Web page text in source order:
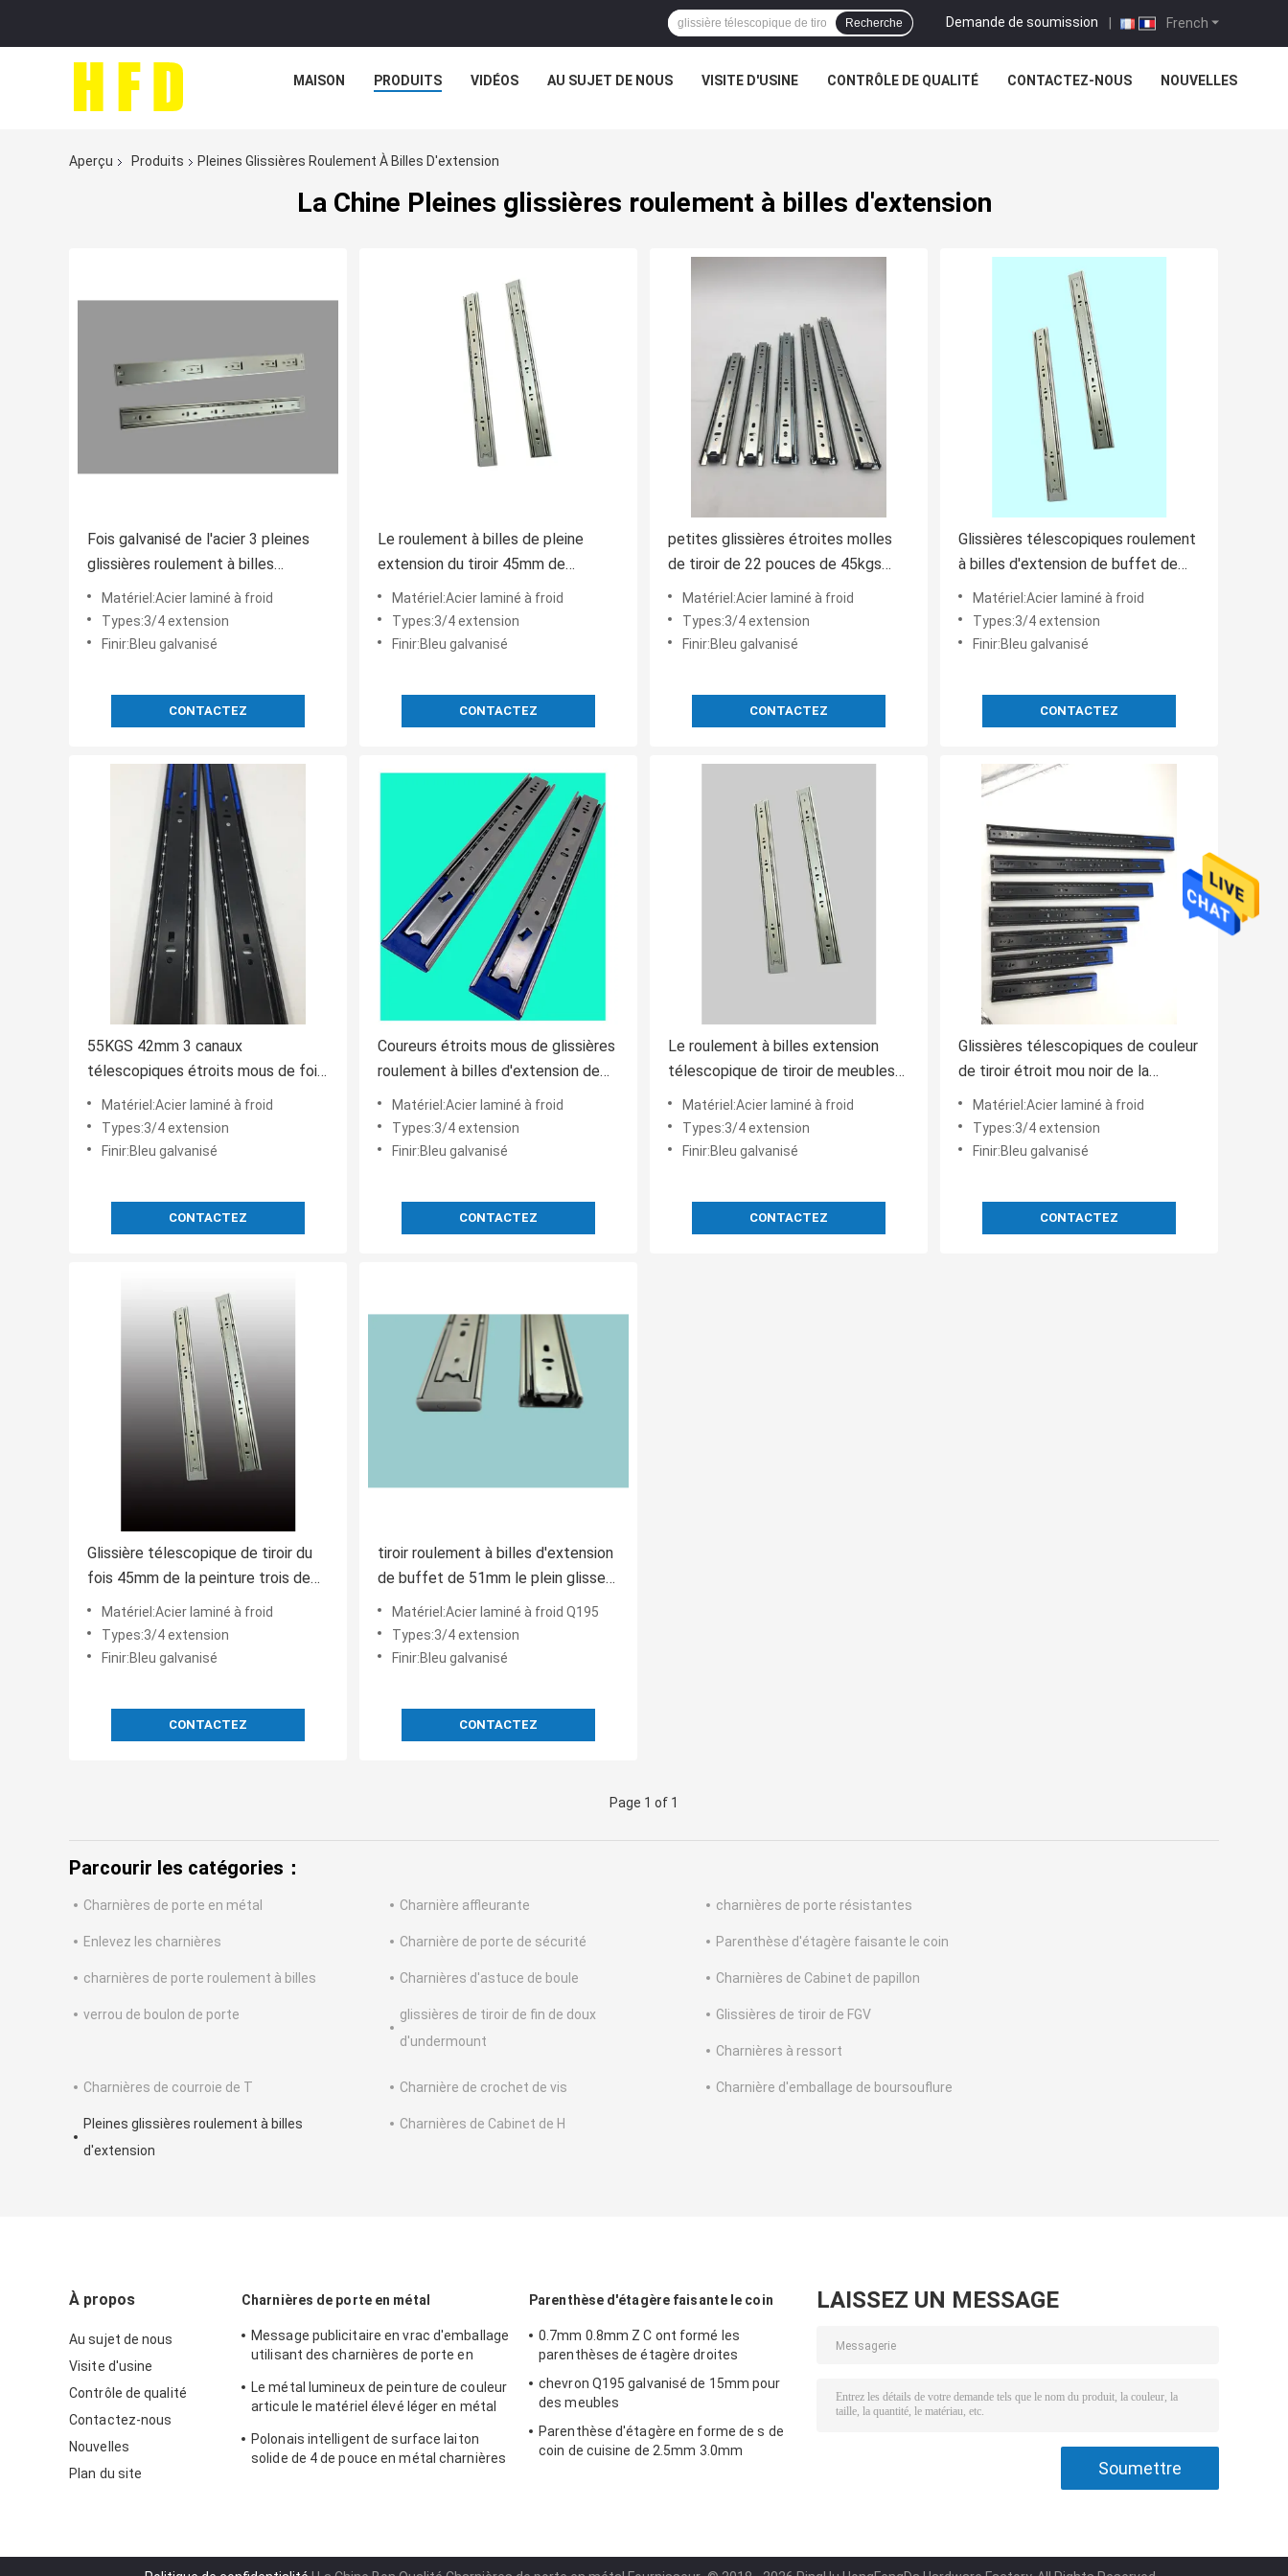
French
Demande de soumission |
Recherche
MAISON PRODUITS VIDÉOS AU SUJET DE NOUS VISITE D'USINE CONTRÔLE DE QUALITÉ CONTACTEZ-NOUS NOUVELLES
Aperçu Produits Pleines Glissières Roulement À Billes D'extension
La Chine Pleines glissières roulement à billes d'extension
Fois galvanisé de l'acier 3 pleines
glissières roulement à billes
d'extension de 22 pouces
Matériel:Acier laminé à froid
Types:3/4 extension
Finir:Bleu galvanisé
CONTACTEZ
Le roulement à billes de pleine
extension du tiroir 45mm de
meubles glisse la Manche
télescopique
Matériel:Acier laminé à froid
Types:3/4 extension
Finir:Bleu galvanisé
CONTACTEZ
petites glissières étroites molles
de tiroir de 22 pouces de 45kgs
35mm
Matériel:Acier laminé à froid
Types:3/4 extension
Finir:Bleu galvanisé
CONTACTEZ
Glissières télescopiques roulement
à billes d'extension de buffet de
rechange pleines
Matériel:Acier laminé à froid
Types:3/4 extension
Finir:Bleu galvanisé
CONTACTEZ
55KGS 42mm 3 canaux
télescopiques étroits mous de fois
pour le tiroir
Matériel:Acier laminé à froid
Types:3/4 extension
Finir:Bleu galvanisé
CONTACTEZ
Coureurs étroits mous de glissières
roulement à billes d'extension de
Cabinet d'industrie 17mm pleins
Matériel:Acier laminé à froid
Types:3/4 extension
Finir:Bleu galvanisé
CONTACTEZ
Le roulement à billes extension
télescopique de tiroir de meubles
de pleine glisse résistant
Matériel:Acier laminé à froid
Types:3/4 extension
Finir:Bleu galvanisé
CONTACTEZ
Glissières télescopiques de couleur
de tiroir étroit mou noir de la
peinture 700mm
Matériel:Acier laminé à froid
Types:3/4 extension
Finir:Bleu galvanisé
CONTACTEZ
Glissière télescopique de tiroir du
fois 45mm de la peinture trois de
couleur de zinc
Matériel:Acier laminé à froid
Types:3/4 extension
Finir:Bleu galvanisé
CONTACTEZ
tiroir roulement à billes d'extension
de buffet de 51mm le plein glisse
la Manche
Matériel:Acier laminé à froid Q195
Types:3/4 extension
Finir:Bleu galvanisé
CONTACTEZ
Page 1 of 1
Parcourir les catégories：
Charnières de porte en métal Charnière affleurante charnières de porte résistantes
Enlevez les charnières Charnière de porte de sécurité Parenthèse d'étagère faisante le coin
charnières de porte roulement à billes Charnières d'astuce de boule Charnières de Cabinet de papillon
verrou de boulon de porte
glissières de tiroir de fin de doux
d'undermount
Glissières de tiroir de FGV
Charnières à ressort
Charnières de courroie de T Charnière de crochet de vis Charnière d'emballage de boursouflure
Pleines glissières roulement à billes
d'extension
Charnières de Cabinet de H
À propos
Au sujet de nous
Visite d'usine
Contrôle de qualité
Contactez-nous
Nouvelles
Plan du site
Charnières de porte en métal
Message publicitaire en vrac d'emballage
utilisant des charnières de porte en
Le métal lumineux de peinture de couleur
articule le matériel élevé léger en métal
Polonais intelligent de surface laiton
solide de 4 de pouce en métal charnières
Parenthèse d'étagère faisante le coin
0.7mm 0.8mm Z C ont formé les
parenthèses de étagère droites
chevron Q195 galvanisé de 15mm pour
des meubles
Parenthèse d'étagère en forme de s de
coin de cuisine de 2.5mm 3.0mm
LAISSEZ UN MESSAGE